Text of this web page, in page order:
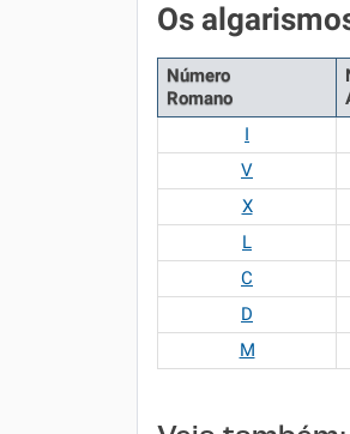
Os
Número
Romano
I
V
X
L
C
D
M